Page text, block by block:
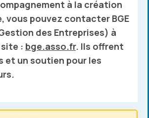
à la création
vous pouvez contacter BGE
des Entreprises) à
: bge.asso.fr. Ils offrent
et un soutien pour les